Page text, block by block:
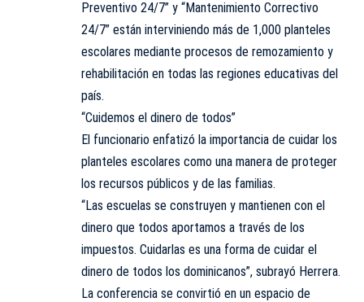
Preventivo 24/7” y “Mantenimiento Correctivo
24/7” están interviniendo más de 1,000 planteles
escolares mediante procesos de remozamiento y
rehabilitación en todas las regiones educativas del
país.
“Cuidemos el dinero de todos”
El funcionario enfatizó la importancia de cuidar los
planteles escolares como una manera de proteger
los recursos públicos y de las familias.
“Las escuelas se construyen y mantienen con el
dinero que todos aportamos a través de los
impuestos. Cuidarlas es una forma de cuidar el
dinero de todos los dominicanos”, subrayó Herrera.
La conferencia se convirtió en un espacio de